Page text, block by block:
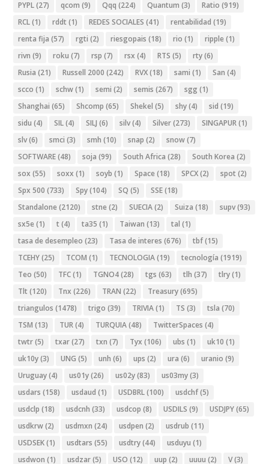
PYPL(27) qcom (9) Qqq (224) Quantum (3) Ratio (919)
RCL(1) rddt (1) REDES SOCIALES (41) rentabilidad (19)
renta fija (57) rgti (2) riesgopais (18) rio (1) ripple (1)
rivn (9) roku (7) rsp (7) rsx (4) RTS (5) rty(6)
Rusia (21) Russell 2000 (242) RVX(18) sami (1) San (4)
scco (1) schw(1) semi (2) semis (267) sgg (1)
Shanghai (65) Shcomp (65) Shekel (5) shy(4) sid (19)
sidu (4) SIL(4) SILJ (6) silv(4) Silver(273) SINGAPUR(1)
slv(6) smci (3) smh (10) snap (2) snow(7)
SOFTWARE(48) soja (99) South Africa (28) South Korea (2)
sox (55) soxx (1) soyb (1) Space (18) SPCX(2) spot (2)
Spx 500 (733) Spy(104) SQ (5) SSE(18)
Standalone (2120) stne (2) SUECIA(2) Suiza (18) supv(93)
sx5e (1) t (4) ta35 (1) Taiwan (13) tal (1)
tasa de desempleo (23) Tasa de interes (676) tbf(15)
TCEHY(25) TCOM (1) TECNOLOGIA(19) tecnología (1919)
Teo (50) TFC(1) TGNO4(28) tgs (63) tlh (37) tlry(1)
Tlt (120) Tnx (226) TRAN (22) Treasury(695)
triangulos (1478) trigo (39) TRIVIA(1) TS (3) tsla (70)
TSM (13) TUR(4) TURQUIA(48) TwitterSpaces (4)
twtr(5) txar(27) txn (7) Tyx (106) ubs (1) uk10 (1)
uk10y(3) UNG (5) unh (6) ups (2) ura (6) uranio (9)
Uruguay(4) us01y(26) us02y(83) us03my(3)
usdars (158) usdaud (1) USDBRL(100) usdchf(5)
usdclp (18) usdcnh (33) usdcop (8) USDILS (9) USDJPY(65)
usdkrw(2) usdmxn (24) usdpen (2) usdrub (11)
USDSEK(1) usdtars (55) usdtry(44) usduyu (1)
usdwon (1) usdzar(5) USO (12) uup (2) uuuu (2) V(3)